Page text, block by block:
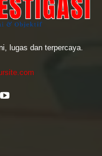
lugas dan terpercaya.